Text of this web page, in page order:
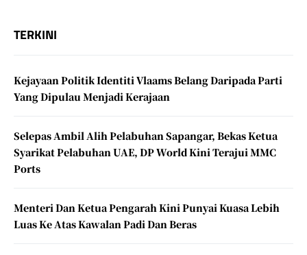
TERKINI
Kejayaan Politik Identiti Vlaams Belang Daripada Parti
Yang Dipulau Menjadi Kerajaan
Selepas Ambil Alih Pelabuhan Sapangar, Bekas Ketua
Syarikat Pelabuhan UAE, DP World Kini Terajui MMC
Ports
Menteri Dan Ketua Pengarah Kini Punyai Kuasa Lebih
Luas Ke Atas Kawalan Padi Dan Beras